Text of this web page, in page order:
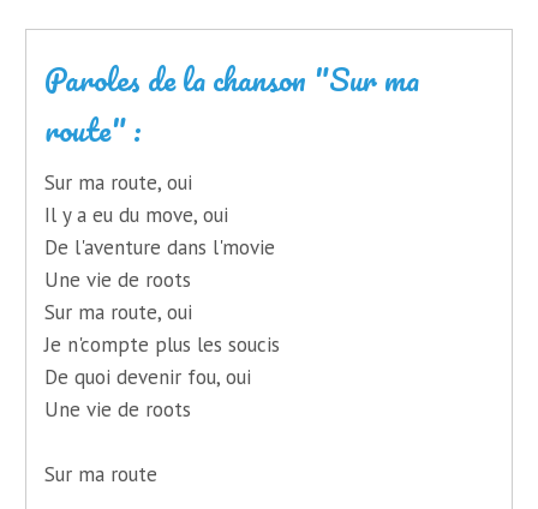
Paroles de la chanson "Sur ma
route" :
Sur ma route, oui
Il y a eu du move, oui
De l'aventure dans l'movie
Une vie de roots
Sur ma route, oui
Je n'compte plus les soucis
De quoi devenir fou, oui
Une vie de roots
Sur ma route